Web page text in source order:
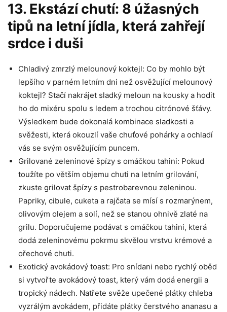
13. Ekstází⁣ chutí: ‌8 úžasných
tipů na letní jídla, která ⁣zahřejí
srdce i duši
Chladivý zmrzlý melounový koktejl:⁢ Co by mohlo být
lepšího v parném letním dni než ⁤osvěžující melounový
koktejl?‌ Stačí nakrájet sladký meloun na kousky a hodit‌
ho do mixéru ​spolu s ledem a trochou citrónové šťávy.
Výsledkem bude dokonalá kombinace ‍sladkosti a
⁤svěžesti, která okouzlí vaše chuťové pohárky a ochladí
vás se svým osvěžujícím puncem.
Grilované zeleninové špízy s omáčkou tahini: Pokud
toužíte po‍ větším objemu chuti ‌na letním grilování,
zkuste⁢ grilovat špízy s pestrobarevnou‍ zeleninou.
Papriky, cibule, cuketa a rajčata se mísí s ⁣rozmarýnem,⁣
olivovým olejem a solí, než se stanou ohnivě zlaté na⁢
grilu. Doporučujeme podávat s omáčkou tahini, ⁤která
dodá zeleninovému⁣ pokrmu skvělou⁣ vrstvu krémové a
ořechové chuti.
Exotický avokádový toast: Pro snídani nebo rychlý oběd
⁢si vytvořte avokádový ‌toast, který vám dodá energii a
tropický nádech. Natřete svěže upečené plátky chleba
vyzrálým avokádem, přidáte plátky čerstvého ananasu ⁣a